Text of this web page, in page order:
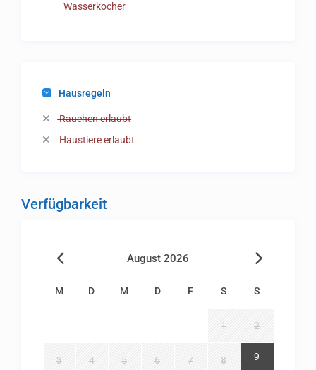
Wasserkocher
Hausregeln
Rauchen erlaubt
Haustiere erlaubt
Verfügbarkeit
August 2026
M D M D F S S
1 2
3 4 5 6 7 8 9